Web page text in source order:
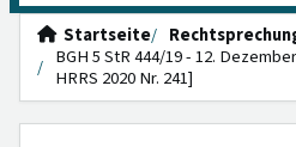
Startseite
BGH 5 StR 444/19 - 12.
HRRS 2020 Nr. 241]